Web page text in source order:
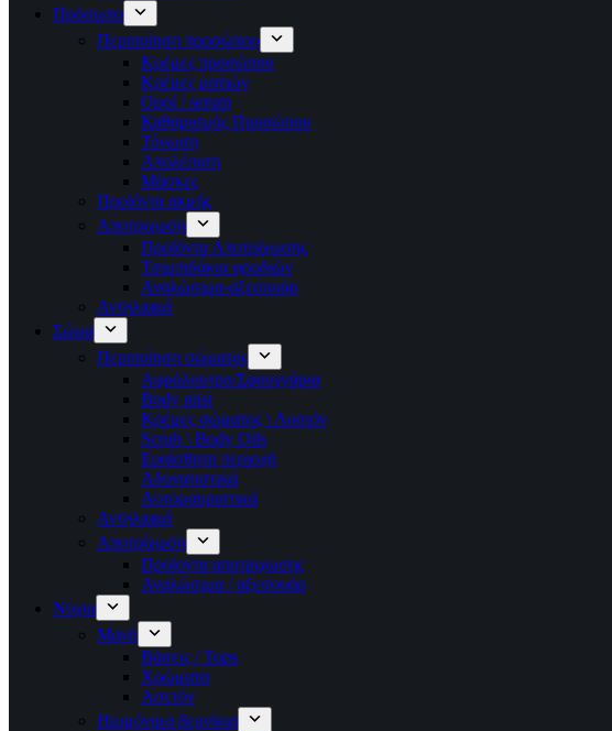
Πρόσωπο
Περιποίηση προσώπου
Κρέμες προσώπου
Κρέμες ματιών
Οροί / serum
Καθαρισμός Προσώπου
Τόνωση
Απολέπιση
Μάσκες
Προϊόντα ακμής
Αποτριχωση
Προϊόντα Αποτρίχωσης
Τσιμπιδάκια φρυδιών
Αναλώσιμα-αξεσουάρ
Αντηλιακά
Σώμα
Περιποίηση σώματος
Αφρόλουτρο/Σφουγγάρια
Body mist
Κρέμες σώματος \ Λοσιόν
Scrub \ Body Oils
Ευαίσθητη περιοχή
Αδυνατιστικά
Αυτομαυριστικά
Αντηλιακά
Αποτρίχωση
Προϊοντα αποτριχωσης
Αναλώσιμα / αξεσουάρ
Νύχια
Μανό
Βάσεις / Tops
Χρώματα
Ασετόν
Ημιμόνιμα βερνίκια